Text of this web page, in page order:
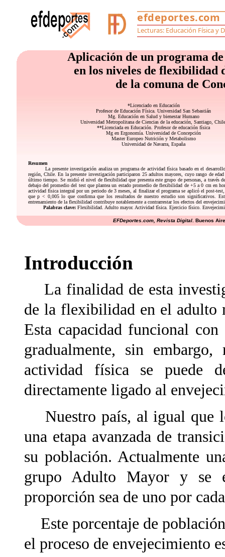
Aplicación de un programa
en los niveles de flexibilidad
de la comuna de
*Licenciado en Educación
Profesor de Educación Física. Universidad San Sebastián
Mg. Educación en Salud y bienestar Humano
Universidad Metropolitana de Ciencias de la educación, Santiago,
**Licenciada en Educación. Profesor de educación física
Mg en Ergonomía. Universidad de Concepción
Master Europeo Nutrición y Metabolismo
Universidad de Navarra, España
Resumen
La presente investigación analiza un programa de actividad física basado en el
región, Chile. En la presente investigación participaron 25 adultos mayores, cuyo rango de
último tiempo. Se midió el nivel de flexibilidad que presenta este grupo de personas, a través
debajo del promedio del test que plantea un estado promedio de flexibilidad de +5 a 0 cm en
actividad física integral por un periodo de 3 meses, al finalizar el programa se aplicó el post-
que p < 0,005 lo que confirma que los resultados de nuestro estudio son significativos.
entrenamiento de la flexibilidad contribuye notablemente a contrarrestar los efectos del
Palabras clave:Flexibilidad. Adulto mayor. Actividad física. Ejercicio físico.
EFDeportes.com, Revista Digital . Buenos
Introducción
La finalidad de esta
de la flexibilidad en el adulto
Esta capacidad funcional
gradualmente, sin
actividad física se puede
directamente ligado al
Nuestro país, al igual que
una etapa avanzada de
su población. Actualmente
grupo Adulto Mayor y se
proporción sea de uno por
Este porcentaje de
el proceso de envejecimiento